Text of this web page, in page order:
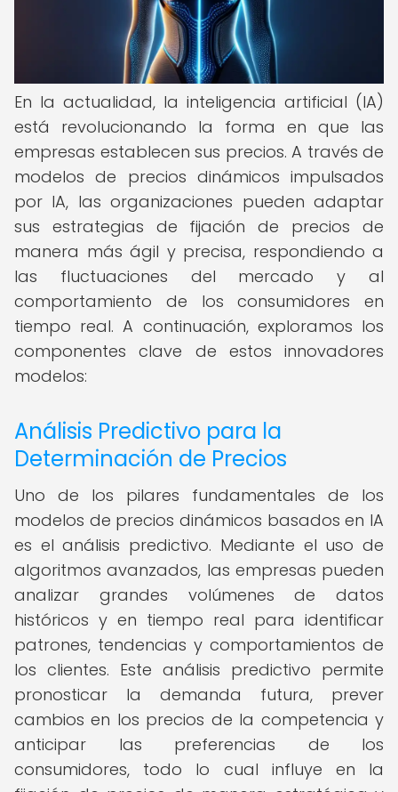
En la actualidad, la inteligencia artificial (IA)
está revolucionando la forma en que las
empresas establecen sus precios. A través de
modelos de precios dinámicos impulsados
por IA, las organizaciones pueden adaptar
sus estrategias de fijación de precios de
manera más ágil y precisa, respondiendo a
las fluctuaciones del mercado y al
comportamiento de los consumidores en
tiempo real. A continuación, exploramos los
componentes clave de estos innovadores
modelos:
Análisis Predictivo para la
Determinación de Precios
Uno de los pilares fundamentales de los
modelos de precios dinámicos basados en IA
es el análisis predictivo. Mediante el uso de
algoritmos avanzados, las empresas pueden
analizar grandes volúmenes de datos
históricos y en tiempo real para identificar
patrones, tendencias y comportamientos de
los clientes. Este análisis predictivo permite
pronosticar la demanda futura, prever
cambios en los precios de la competencia y
anticipar las preferencias de los
consumidores, todo lo cual influye en la